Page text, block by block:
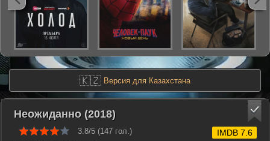
🇰🇿 Версия для Казахстана
Неожиданно (2018)
3.8/5 (147 гол.) IMDB 7.6